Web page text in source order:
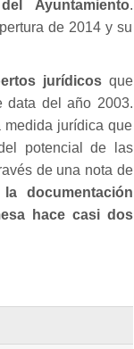
Ayuntamiento.
de 2014 y su
jurídicos que
data del año 2003.
medida jurídica que
potencial de las
de una nota de
documentación
hace casi dos